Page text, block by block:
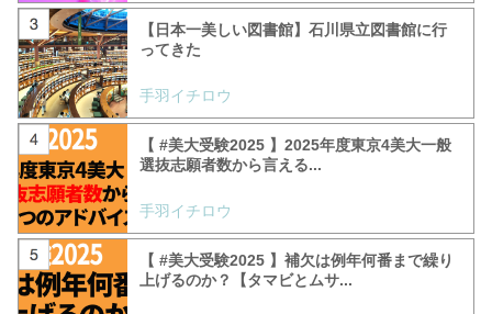
【日本一美しい図書館】石川県立図書館に行
ってきた
手羽イチロウ
【 #美大受験2025 】2025年度東京4美大一般
選抜志願者数から言える...
手羽イチロウ
【 #美大受験2025 】補欠は例年何番まで繰り
上げるのか？【タマビとムサ...